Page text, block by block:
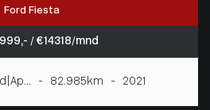
Ford Fiesta
/ € 14318/mnd
- 82.985km - 2021